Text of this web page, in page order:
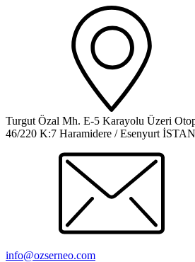
Turgut Özal Mh. E-5 Karayolu Üzeri
46/220 K:7 Haramidere / Esenyurt
info@ozserneo.com